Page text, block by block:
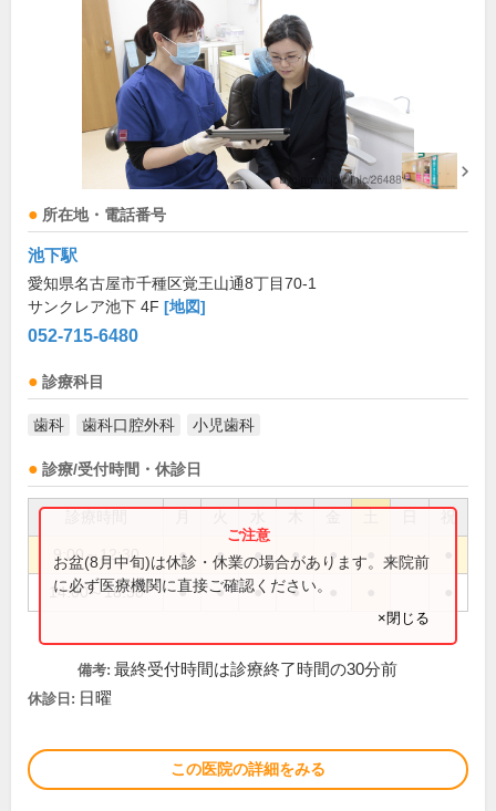
所在地・電話番号
池下駅
愛知県名古屋市千種区覚王山通8丁目70-1
サンクレア池下 4F [地図]
052-715-6480
診療科目
歯科 歯科口腔外科 小児歯科
診療/受付時間・休診日
祝
9:00～12:30 ● ● ● ● ●
14:00～18:30 ● ● ● ●
お盆(8月中旬)は休診・休業の場合があります。来院前
に必ず医療機関に直接ご確認ください。
×閉じる
備考: 最終受付時間は診療終了時間の30分前
休診日: 日曜
この医院の詳細をみる